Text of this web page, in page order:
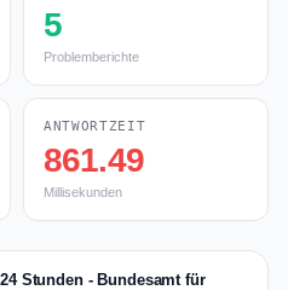
5
Problemberichte
ANTWORTZEIT
861.49
Millisekunden
Stunden - Bundesamt für